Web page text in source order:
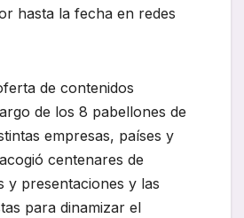
hasta la fecha en redes
de contenidos
de los 8 pabellones de
empresas, países y
centenares de
y presentaciones y las
para dinamizar el